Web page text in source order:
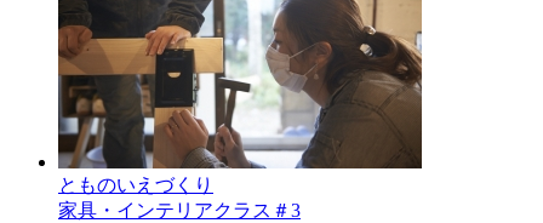
とものいえづくり
家具・インテリアクラス＃3